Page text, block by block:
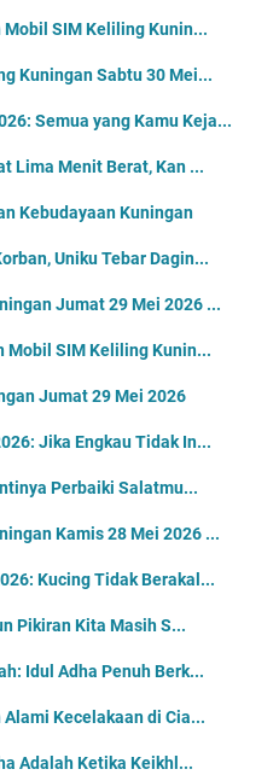
SIM Keliling Kunin...
Kuningan Sabtu 30 Mei...
Semua yang Kamu Keja...
Lima Menit Berat, Kan ...
Kebudayaan Kuningan
Uniku Tebar Dagin...
Jumat 29 Mei 2026 ...
Mobil SIM Keliling Kunin...
Jumat 29 Mei 2026
Jika Engkau Tidak In...
Perbaiki Salatmu...
Kamis 28 Mei 2026 ...
Kucing Tidak Berakal...
Pikiran Kita Masih S...
Idul Adha Penuh Berk...
Kecelakaan di Cia...
Adalah Ketika Keikhl...